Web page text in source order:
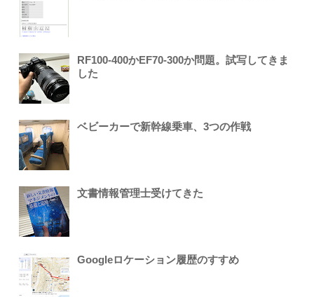
RF100-400かEF70-300か問題。試写してきま
した
ベビーカーで新幹線乗車、3つの作戦
文書情報管理士受けてきた
Googleロケーション履歴のすすめ